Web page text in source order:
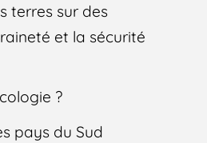
terres sur des
et la sécurité
?
pays du Sud